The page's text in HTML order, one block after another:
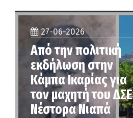
27-06-2026
Από την πολιτική
εκδήλωση στην
Κάμπα Ικαρίας για
τον μαχητή του ΔΣΕ
Νέστορα Νιαπά